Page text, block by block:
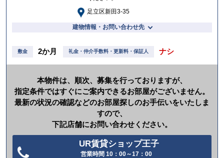
足立区新田3-35
建物情報・お問い合わせ先
敷金 2か月 礼金・仲介手数料・更新料・保証人 ナシ
本物件は、順次、募集を行っておりますが、
指定条件ではすぐにご案内できるお部屋がございません。
最新の状況の確認などのお部屋探しのお手伝いをいたしま
すので、
下記店舗にお問い合わせください。
UR賃貸ショップ王子
営業時間 10：00～17：00